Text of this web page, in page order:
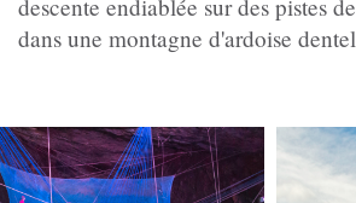
descente endiablée sur des pistes
dans une montagne d'ardoise